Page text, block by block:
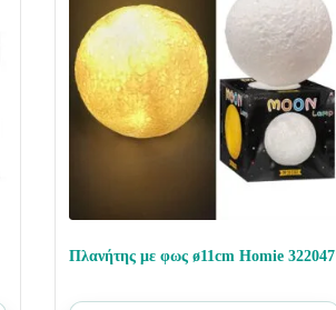
Πλανήτης με φως ø11cm Homie 322047